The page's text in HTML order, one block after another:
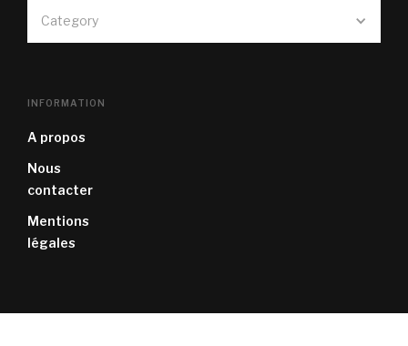
Category
INFORMATION
A propos
Nous
contacter
Mentions
légales